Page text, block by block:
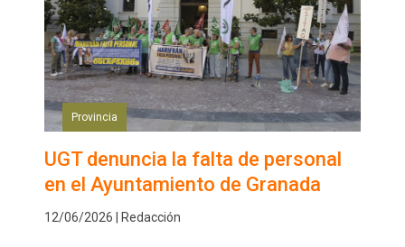
Provincia
UGT denuncia la falta de personal
en el Ayuntamiento de Granada
12/06/2026 | Redacción